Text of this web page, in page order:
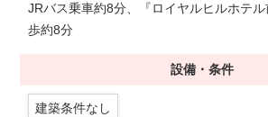
JRバス乗車約8分、『ロイヤルヒルホテ
歩約8分
設備・条件
建築条件なし